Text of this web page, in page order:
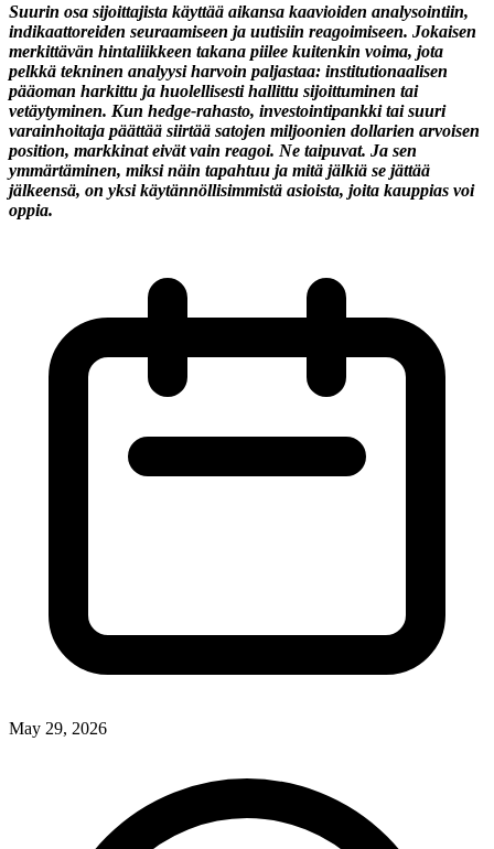
Suurin osa sijoittajista käyttää aikansa kaavioiden analysointiin,
indikaattoreiden seuraamiseen ja uutisiin reagoimiseen. Jokaisen
merkittävän hintaliikkeen takana piilee kuitenkin voima, jota
pelkkä tekninen analyysi harvoin paljastaa: institutionaalisen
pääoman harkittu ja huolellisesti hallittu sijoittuminen tai
vetäytyminen. Kun hedge-rahasto, investointipankki tai suuri
varainhoitaja päättää siirtää satojen miljoonien dollarien arvoisen
position, markkinat eivät vain reagoi. Ne taipuvat. Ja sen
ymmärtäminen, miksi näin tapahtuu ja mitä jälkiä se jättää
jälkeensä, on yksi käytännöllisimmistä asioista, joita kauppias voi
oppia.
May 29, 2026